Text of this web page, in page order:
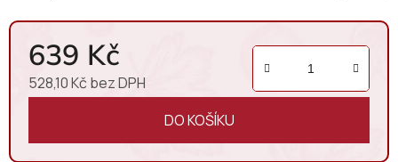
639 Kč
528,10 Kč bez DPH
DO KOŠÍKU